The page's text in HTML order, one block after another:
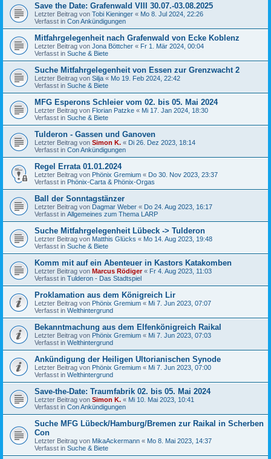
Save the Date: Grafenwald VIII 30.07.-03.08.2025
Letzter Beitrag von Tobi Kieninger « Mo 8. Jul 2024, 22:26
Verfasst in Con Ankündigungen
Mitfahrgelegenheit nach Grafenwald von Ecke Koblenz
Letzter Beitrag von Jona Böttcher « Fr 1. Mär 2024, 00:04
Verfasst in Suche & Biete
Suche Mitfahrgelegenheit von Essen zur Grenzwacht 2
Letzter Beitrag von Silja « Mo 19. Feb 2024, 22:42
Verfasst in Suche & Biete
MFG Esperons Schleier vom 02. bis 05. Mai 2024
Letzter Beitrag von Florian Patzke « Mi 17. Jan 2024, 18:30
Verfasst in Suche & Biete
Tulderon - Gassen und Ganoven
Letzter Beitrag von Simon K. « Di 26. Dez 2023, 18:14
Verfasst in Con Ankündigungen
Regel Errata 01.01.2024
Letzter Beitrag von Phönix Gremium « Do 30. Nov 2023, 23:37
Verfasst in Phönix-Carta & Phönix-Orgas
Ball der Sonntagstänzer
Letzter Beitrag von Dagmar Weber « Do 24. Aug 2023, 16:17
Verfasst in Allgemeines zum Thema LARP
Suche Mitfahrgelegenheit Lübeck -> Tulderon
Letzter Beitrag von Matthis Glücks « Mo 14. Aug 2023, 19:48
Verfasst in Suche & Biete
Komm mit auf ein Abenteuer in Kastors Katakomben
Letzter Beitrag von Marcus Rödiger« Fr 4. Aug 2023, 11:03
Verfasst in Tulderon - Das Stadtspiel
Proklamation aus dem Königreich Lir
Letzter Beitrag von Phönix Gremium « Mi 7. Jun 2023, 07:07
Verfasst in Welthintergrund
Bekanntmachung aus dem Elfenkönigreich Raikal
Letzter Beitrag von Phönix Gremium « Mi 7. Jun 2023, 07:03
Verfasst in Welthintergrund
Ankündigung der Heiligen Ultorianischen Synode
Letzter Beitrag von Phönix Gremium « Mi 7. Jun 2023, 07:00
Verfasst in Welthintergrund
Save-the-Date: Traumfabrik 02. bis 05. Mai 2024
Letzter Beitrag von Simon K. « Mi 10. Mai 2023, 10:41
Verfasst in Con Ankündigungen
Suche MFG Lübeck/Hamburg/Bremen zur Raikal in Scherben
Con
Letzter Beitrag von MikaAckermann « Mo 8. Mai 2023, 14:37
Verfasst in Suche & Biete